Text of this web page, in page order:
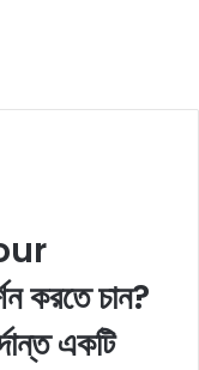
করতে চান?
একটি